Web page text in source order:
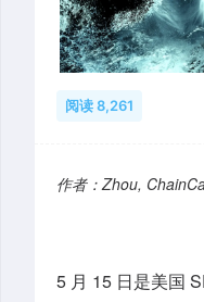
阅读 8,261
作者：Zhou,
5 月 15 日是美国